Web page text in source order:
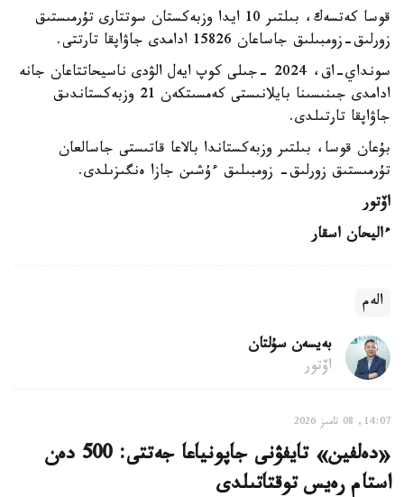
قوسا كەتسەك، بىلتىر 10 ايدا وزبەكستان سوتتارى تۇرمىستىق
زورلىق-زومبىلىق جاساعان 15826 ادامدى جاۋاپقا تارتتى.
سونداي-اق، 2024 -جىلى كوپ ايەل الۋدى ناسيحاتتاعان جانە
ادامدى جىنىسىنا بايلانىستى كەمسىتكەن 21 وزبەكستاندىق
جاۋاپقا تارتىلدى.
بۇعان قوسا، بىلتىر وزبەكستاندا بالاعا قاتىستى جاسالعان
تۇرمىستىق زورلىق- زومبىلىق ءۇشىن جازا ەنگىزىلدى.
اۆتور
ءاليحان اسقار
الەم
بەيسەن سۇلتان
اۆتور
14:07, 08 تامىز 2026
«دەلفين» تايفۋنى جاپونياعا جەتتى: 500 دەن
استام رەيس توقتاتىلدى